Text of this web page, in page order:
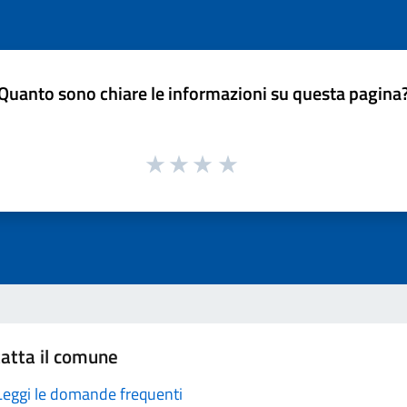
sono chiare le informazioni su questa
il comune
le domande frequenti